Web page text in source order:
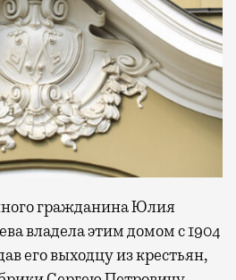
гражданина Юлия
владела этим домом с 1904
его выходцу из крестьян,